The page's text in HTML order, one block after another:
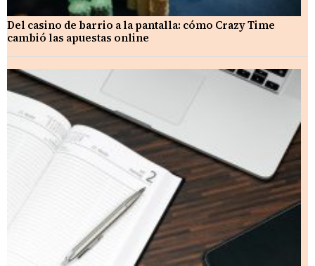
Del casino de barrio a la pantalla: cómo Crazy Time
cambió las apuestas online